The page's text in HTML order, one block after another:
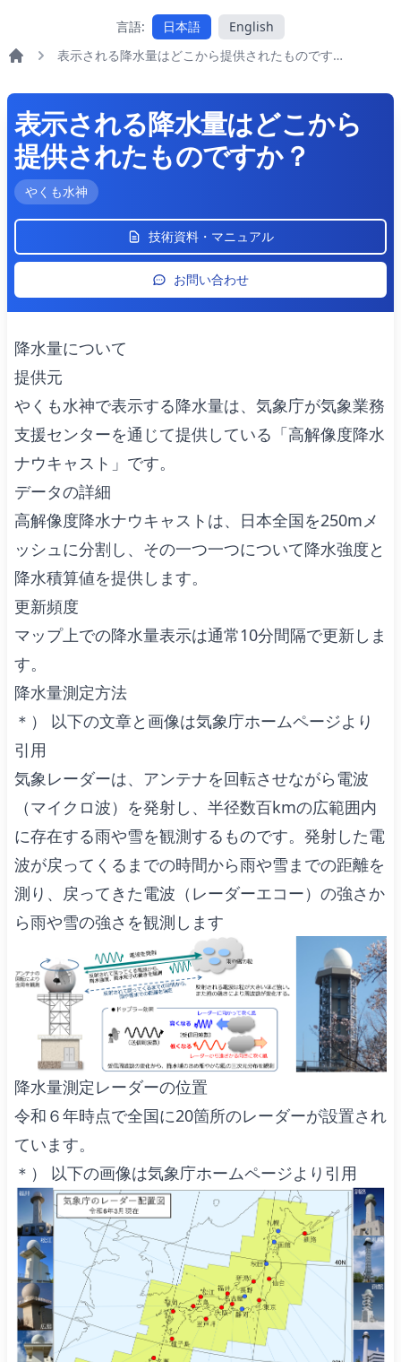
言語: 日本語 English
表示される降水量はどこから提供されたものですか？
表示される降水量はどこから
提供されたものですか？
やくも水神
技術資料・マニュアル
お問い合わせ
降水量について
提供元
やくも水神で表示する降水量は、 気象庁が気象業務
支援センターを通じて提供している 「高解像度降水
ナウキャスト」 です。
データの詳細
高解像度降水ナウキャストは、日本全国を250mメ
ッシュに分割し、その一つ一つについて降水強度と
降水積算値を提供します。
更新頻度
マップ上での降水量表示は通常10分間隔で更新しま
す。
降水量測定方法
＊） 以下の文章と画像は気象庁ホームページより
引用
気象レーダーは、アンテナを回転させながら電波
（マイクロ波）を発射し、半径数百kmの広範囲内
に存在する雨や雪を観測するものです。発射した電
波が戻ってくるまでの時間から雨や雪までの距離を
測り、戻ってきた電波（レーダーエコー）の強さか
ら雨や雪の強さを観測します
降水量測定レーダーの位置
令和６年時点で全国に20箇所のレーダーが設置され
ています。
＊） 以下の画像は気象庁ホームページより引用